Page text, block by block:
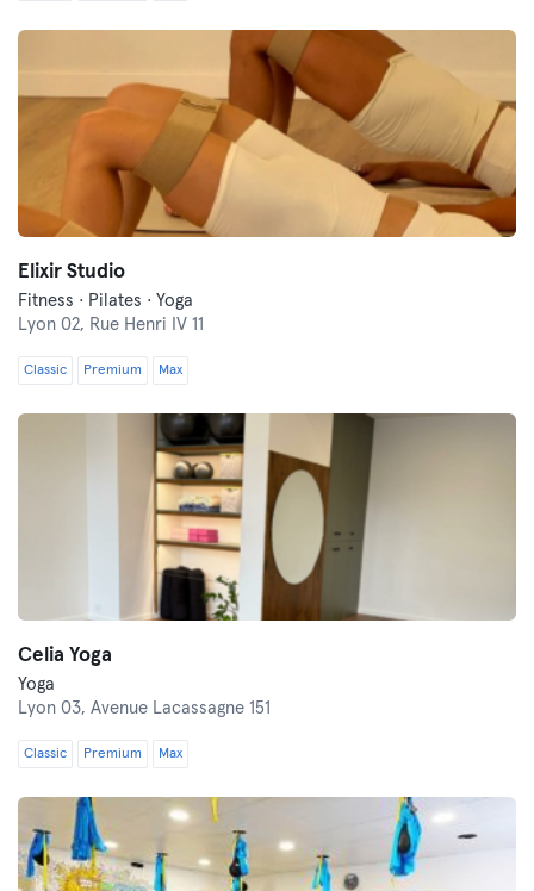
Elixir Studio
Fitness · Pilates · Yoga
Lyon 02, Rue Henri IV 11
Classic Premium Max
Celia Yoga
Yoga
Lyon 03, Avenue Lacassagne 151
Classic Premium Max